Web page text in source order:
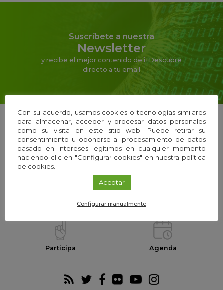
Suscríbete a nuestra
Newsletter
y recibe el mejor contenido de i+Descubre
directo a tu email
La Fundación Equipo
Participa Agenda
Con su acuerdo, usamos cookies o tecnologías similares
para almacenar, acceder y procesar datos personales
como su visita en este sitio web. Puede retirar su
consentimiento u oponerse al procesamiento de datos
basado en intereses legítimos en cualquier momento
haciendo clic en "Configurar cookies" en nuestra política
de cookies.
Aceptar
Configurar manualmente